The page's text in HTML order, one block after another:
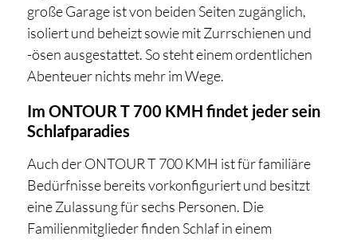
große Garage ist von beiden Seiten zugänglich,
isoliert und beheizt sowie mit Zurrschienen und
-ösen ausgestattet. So steht einem ordentlichen
Abenteuer nichts mehr im Wege.
Im ONTOUR T 700 KMH findet jeder sein
Schlafparadies
Auch der ONTOUR T 700 KMH ist für familiäre
Bedürfnisse bereits vorkonfiguriert und besitzt
eine Zulassung für sechs Personen. Die
Familienmitglieder finden Schlaf in einem